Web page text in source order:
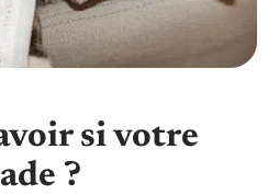
si votre
?